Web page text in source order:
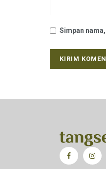
Simpan